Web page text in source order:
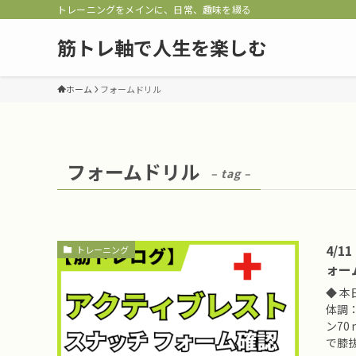
トレーニングをメインに、日常、趣味を綴る
筋トレ軸で人生を楽しむ
ホーム フォームドリル
フォームドリル – tag –
トレーニング
4/11
ォー
◆ 本
体調
ン70
で膝